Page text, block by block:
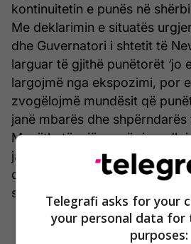
kontinuitetin e punës në
Me deklarimin e situatës
dhe Guvernatori i shtetit të
larguar të gjithë punëtorët ‘jo
largojmë nga ekspozimi, por
zvogëlojmë mundësit që
janë mbarës dhe shpërndarës
Megjithatë, një numër i madh
janë infektuar nga virusi, rreth
dhe 45 që kanë humb jetën
shpresojmë që këto shifra
Telegrafi asks for your
your personal data for
purposes: